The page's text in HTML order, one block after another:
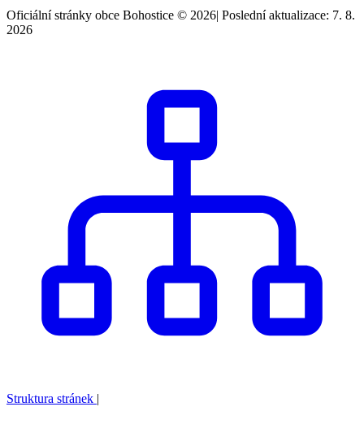
Oficiální stránky obce Bohostice © 2026| Poslední aktualizace: 7. 8.
2026
Struktura stránek |